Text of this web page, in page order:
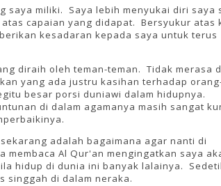
saya miliki. Saya lebih menyukai diri saya
capaian yang didapat. Bersyukur atas
kesadaran kepada saya untuk terus
diraih oleh teman-teman. Tidak merasa
yang ada justru kasihan terhadap
besar porsi duniawi dalam hidupnya.
di dalam agamanya masih sangat
adalah bagaimana agar nanti di
Al Qur'an mengingatkan saya
hidup di dunia ini banyak lalainya.
singgah di dalam neraka.